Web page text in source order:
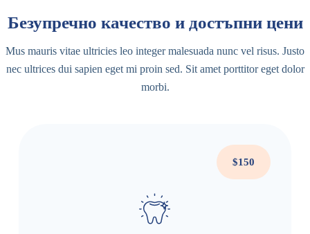
Безупречно качество и достъпни цени
Mus mauris vitae ultricies leo integer malesuada nunc vel risus. Justo
nec ultrices dui sapien eget mi proin sed. Sit amet porttitor eget dolor
morbi.
$150